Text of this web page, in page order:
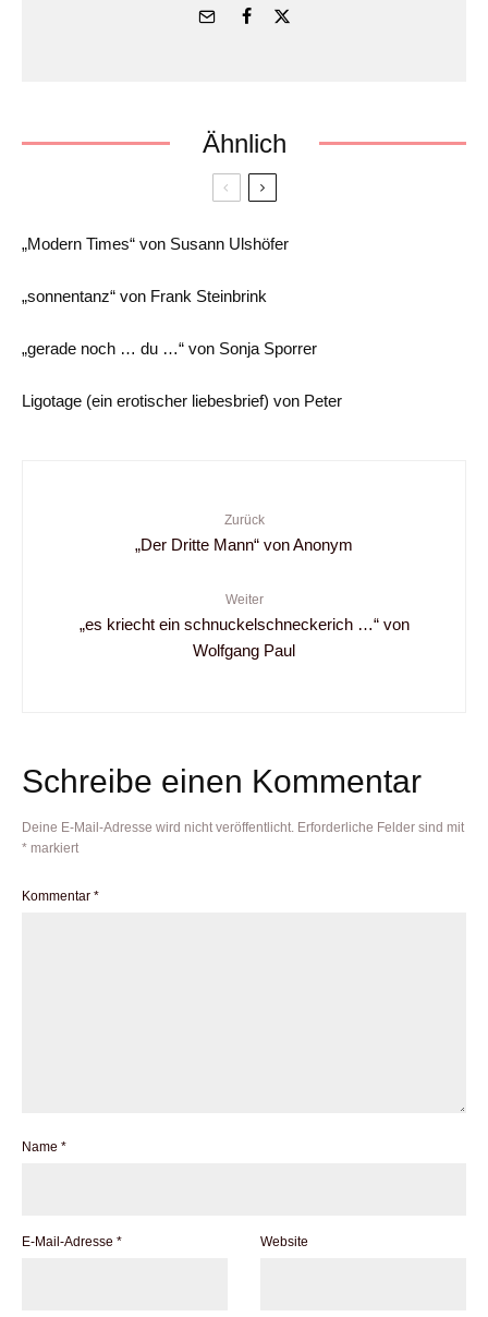
Ähnlich
„Modern Times“ von Susann Ulshöfer
„sonnentanz“ von Frank Steinbrink
„gerade noch … du …“ von Sonja Sporrer
Ligotage (ein erotischer liebesbrief) von Peter
Zurück
„Der Dritte Mann“ von Anonym
Weiter
„es kriecht ein schnuckelschneckerich …“ von
Wolfgang Paul
Schreibe einen Kommentar
Deine E-Mail-Adresse wird nicht veröffentlicht. Erforderliche Felder sind mit
* markiert
Kommentar *
Name *
E-Mail-Adresse * Website